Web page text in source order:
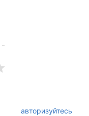
авторизуйтесь